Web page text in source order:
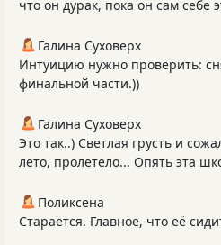
что он дурак, пока он сам себе
Галина Суховерх
Интуицию нужно проверить:
финальной части.))
Галина Суховерх
Это так..) Светлая грусть и
лето, пролетело... Опять эта
Поликсена
Старается. Главное, что её